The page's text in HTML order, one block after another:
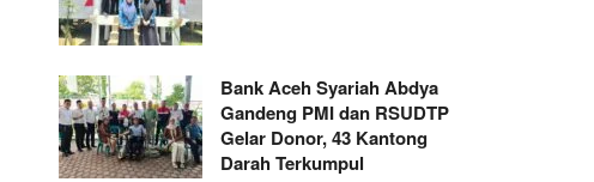
Bank Aceh Syariah Abdya
Gandeng PMI dan RSUDTP
Gelar Donor, 43 Kantong
Darah Terkumpul